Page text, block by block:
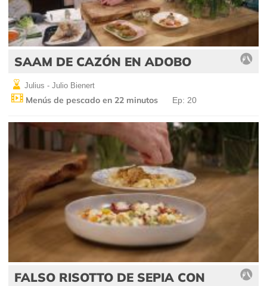
SAAM DE CAZÓN EN ADOBO
Julius - Julio Bienert
Menús de pescado en 22 minutos Ep: 20
FALSO RISOTTO DE SEPIA CON